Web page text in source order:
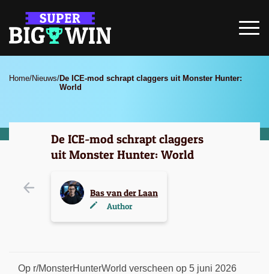
Home/Nieuws/De ICE-mod schrapt claggers uit Monster Hunter:
World
De ICE-mod schrapt claggers
uit Monster Hunter: World
Bas van der Laan
Author
Op r/MonsterHunterWorld verscheen op 5 juni 2026